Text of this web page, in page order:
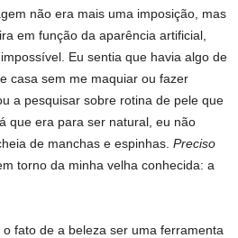
não era mais uma imposição, mas
em função da aparência artificial,
Eu sentia que havia algo de
casa sem me maquiar ou fazer
a pesquisar sobre rotina de pele que
que era para ser natural, eu não
de manchas e espinhas. Preciso
torno da minha velha conhecida: a
fato de a beleza ser uma ferramenta